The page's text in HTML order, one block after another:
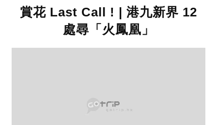
賞花 Last Call ! | 港九新界 12
處尋「火鳳凰」